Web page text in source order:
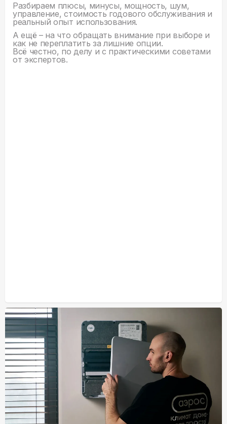
Разбираем плюсы, минусы, мощность, шум,
управление, стоимость годового обслуживания и
реальный опыт использования.
А ещё – на что обращать внимание при выборе и
как не переплатить за лишние опции.
Всё честно, по делу и с практическими советами
от экспертов.